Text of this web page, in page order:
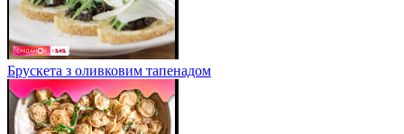
Брускета з оливковим тапенадом